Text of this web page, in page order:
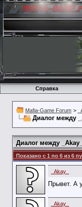
Справка
Mafia-Game Forum >
Диалог между
Диалог между
Показано с 1 по6из6
_Akay_
Прывет. А
_Akay_